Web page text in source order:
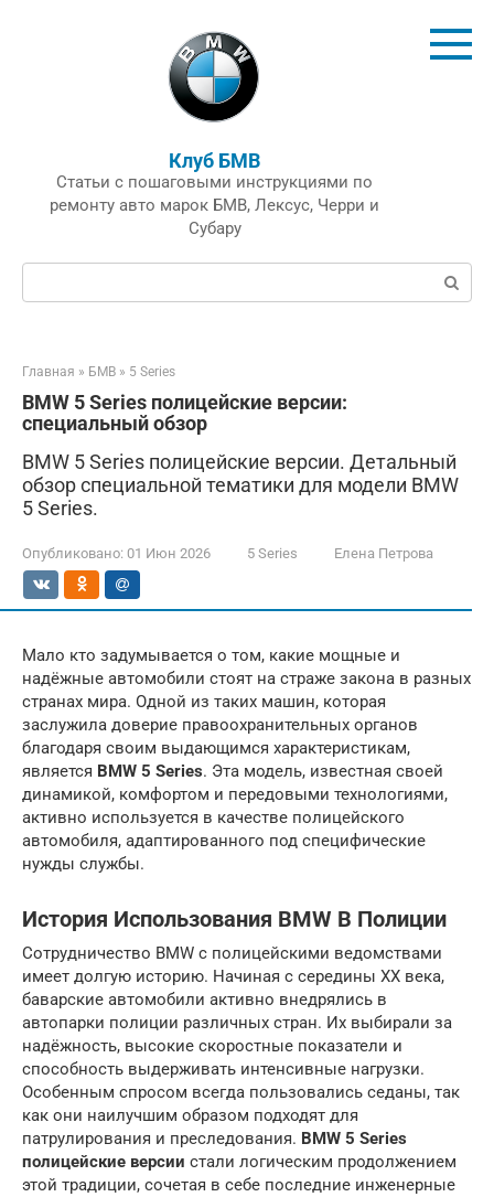
Клуб БМВ
Статьи с пошаговыми инструкциями по
ремонту авто марок БМВ, Лексус, Черри и
Субару
Поиск:
Главная » БМВ » 5 Series
BMW 5 Series полицейские версии:
специальный обзор
BMW 5 Series полицейские версии. Детальный
обзор специальной тематики для модели BMW
5 Series.
Опубликовано: 01 Июн 2026 5 Series Елена Петрова
Мало кто задумывается о том, какие мощные и
надёжные автомобили стоят на страже закона в разных
странах мира. Одной из таких машин, которая
заслужила доверие правоохранительных органов
благодаря своим выдающимся характеристикам,
является BMW 5 Series. Эта модель, известная своей
динамикой, комфортом и передовыми технологиями,
активно используется в качестве полицейского
автомобиля, адаптированного под специфические
нужды службы.
История Использования BMW В Полиции
Сотрудничество BMW с полицейскими ведомствами
имеет долгую историю. Начиная с середины XX века,
баварские автомобили активно внедрялись в
автопарки полиции различных стран. Их выбирали за
надёжность, высокие скоростные показатели и
способность выдерживать интенсивные нагрузки.
Особенным спросом всегда пользовались седаны, так
как они наилучшим образом подходят для
патрулирования и преследования. BMW 5 Series
полицейские версии стали логическим продолжением
этой традиции, сочетая в себе последние инженерные